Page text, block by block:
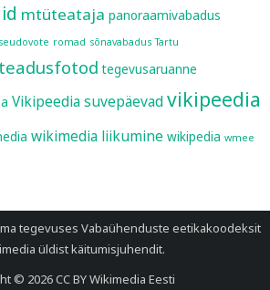
mtüteataja panoraamivabadus
romad sõnavabadus Tartu
teadusfotod tegevusaruanne
Vikipeedia suvepäevadvikipeedia
wikimedia liikumine wikipedia wmee
tegevuses Vabaühenduste eetikakoodeksit
üldist käitumisjuhendit.
© 2026CC BY Wikimedia Eesti